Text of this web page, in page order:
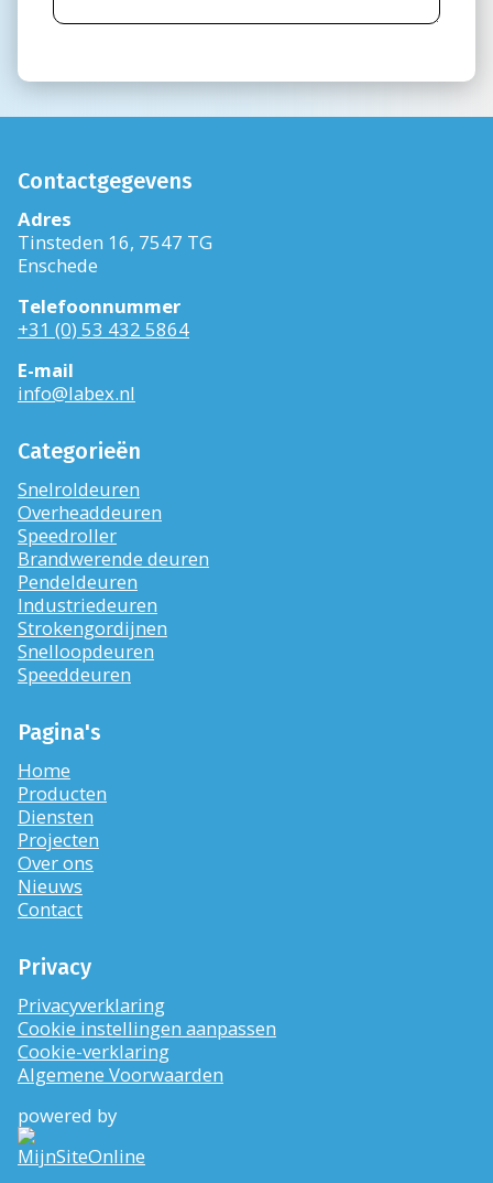
Contactgegevens
Adres
Tinsteden 16, 7547 TG
Enschede
Telefoonnummer
+31 (0) 53 432 5864
E-mail
info@labex.nl
Categorieën
Snelroldeuren
Overheaddeuren
Speedroller
Brandwerende deuren
Pendeldeuren
Industriedeuren
Strokengordijnen
Snelloopdeuren
Speeddeuren
Pagina's
Home
Producten
Diensten
Projecten
Over ons
Nieuws
Contact
Privacy
Privacyverklaring
Cookie instellingen aanpassen
Cookie-verklaring
Algemene Voorwaarden
powered by